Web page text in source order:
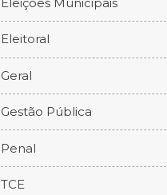
Eleitoral
Geral
Gestão Pública
Penal
TCE